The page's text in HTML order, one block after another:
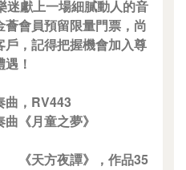
迷獻上一場細膩動人的音
會員預留限量門票，尚
，記得把握機會加入尊
！
曲，RV443
《月童之夢》
《天方夜譚》，作品35